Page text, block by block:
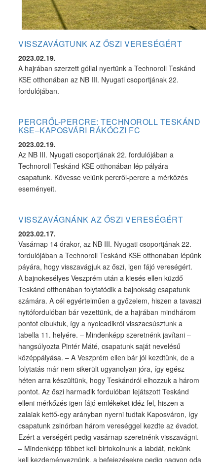
VISSZAVÁGTUNK AZ ŐSZI VERESÉGÉRT
2023.02.19.
A hajrában szerzett góllal nyertünk a Technoroll Teskánd
KSE otthonában az NB III. Nyugati csoportjának 22.
fordulójában.
PERCRŐL-PERCRE: TECHNOROLL TESKÁND
KSE–KAPOSVÁRI RÁKÓCZI FC
2023.02.19.
Az NB III. Nyugati csoportjának 22. fordulójában a
Technoroll Teskánd KSE otthonában lép pályára
csapatunk. Kövesse velünk percről-percre a mérkőzés
eseményeit.
VISSZAVÁGNÁNK AZ ŐSZI VERESÉGÉRT
2023.02.17.
Vasárnap 14 órakor, az NB III. Nyugati csoportjának 22.
fordulójában a Technoroll Teskánd KSE otthonában lépünk
páyára, hogy visszavágjuk az őszi, igen fájó vereségért.
A bajnokesélyes Veszprém után a kiesés ellen küzdő
Teskánd otthonában folytatódik a bajnokság csapatunk
számára. A cél egyértelműen a győzelem, hiszen a tavaszi
nyitófordulóban bár vezettünk, de a hajrában mindhárom
pontot elbuktuk, így a nyolcadikról visszacsúsztunk a
tabella 11. helyére. – Mindenképp szeretnénk javítani –
hangsúlyozta Pintér Máté, csapatunk saját nevelésű
középpályása. – A Veszprém ellen bár jól kezdtünk, de a
folytatás már nem sikerült ugyanolyan jóra, így egész
héten arra készültünk, hogy Teskándról elhozzuk a három
pontot. Az őszi harmadik fordulóban lejátszott Teskánd
elleni mérkőzés igen fájó emlékeket idéz fel, hiszen a
zalaiak kettő-egy arányban nyerni tudtak Kaposváron, így
csapatunk zsinórban három vereséggel kezdte az évadot.
Ezért a verségért pedig vasárnap szeretnénk visszavágni.
– Mindenképp többet kell birtokolnunk a labdát, nekünk
kell kezdeményeznünk, a befejezésekre pedig nagyon oda